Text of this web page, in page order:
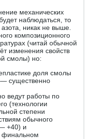
механических
наблюдаться, то
никак не выше.
композиционного
(читай обычной
изменения свойств
смолы) но:
доля смолы
существенно
ведут работы по
(технологии
степени
обычного
+40) и
финальном